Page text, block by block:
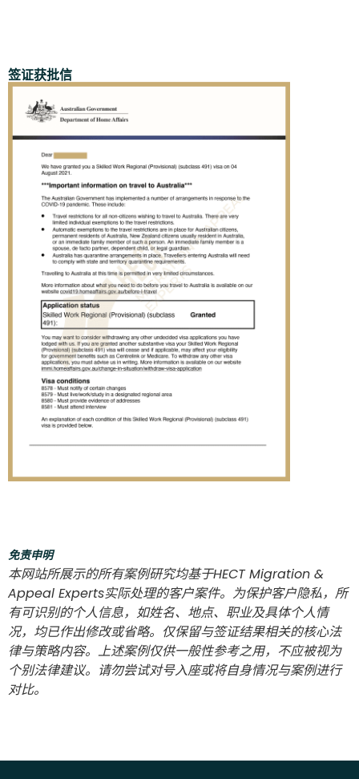
签证获批信
免责申明
本网站所展示的所有案例研究均基于HECT Migration &
Appeal Experts实际处理的客户案件。为保护客户隐私，所
有可识别的个人信息，如姓名、地点、职业及具体个人情
况，均已作出修改或省略。仅保留与签证结果相关的核心法
律与策略内容。上述案例仅供一般性参考之用，不应被视为
个别法律建议。请勿尝试对号入座或将自身情况与案例进行
对比。